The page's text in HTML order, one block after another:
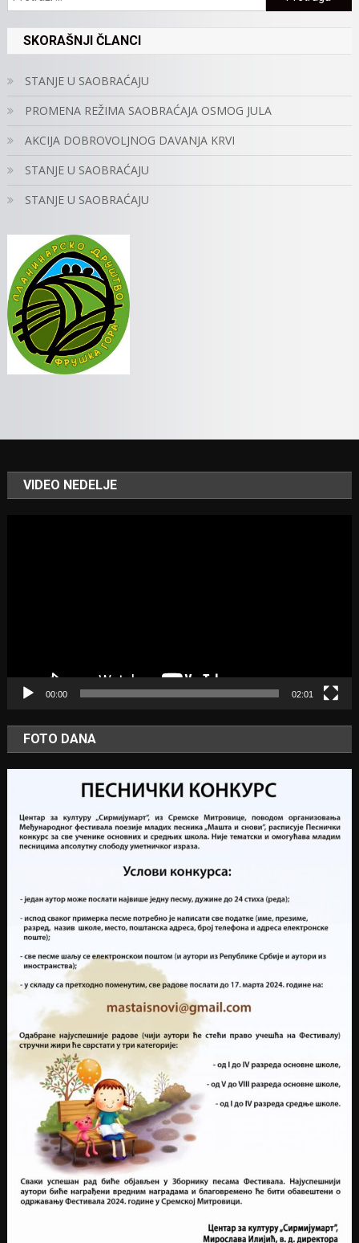
SKORAŠNJI ČLANCI
STANJE U SAOBRAĆAJU
PROMENA REŽIMA SAOBRAĆAJA OSMOG JULA
AKCIJA DOBROVOLJNOG DAVANJA KRVI
STANJE U SAOBRAĆAJU
STANJE U SAOBRAĆAJU
VIDEO NEDELJE
00:00 02:01
FOTO DANA